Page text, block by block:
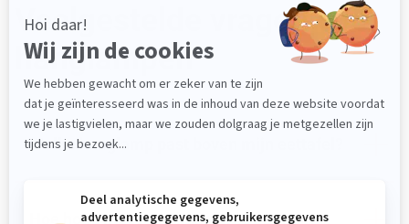
Veelgestelde vragen over
hanglampen
Welke hanglamp past boven mijn eettafel?
Hoe hoog moet een hanglamp hangen?